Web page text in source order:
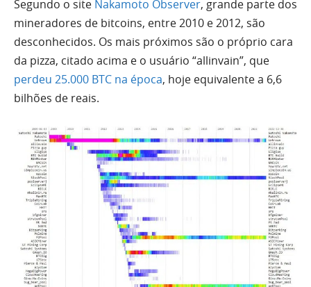
Segundo o site Nakamoto Observer, grande parte dos
mineradores de bitcoins, entre 2010 e 2012, são
desconhecidos. Os mais próximos são o próprio cara
da pizza, citado acima e o usuário “allinvain”, que
perdeu 25.000 BTC na época, hoje equivalente a 6,6
bilhões de reais.